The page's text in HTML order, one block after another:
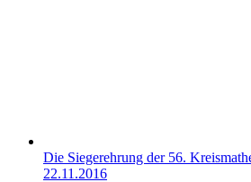
Die Siegerehrung der 56.
22.11.2016